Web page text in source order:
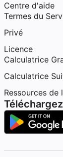
Centre d'aide
Termes du
Privé
Licence
Calculatrice
Calculatrice
Ressources de